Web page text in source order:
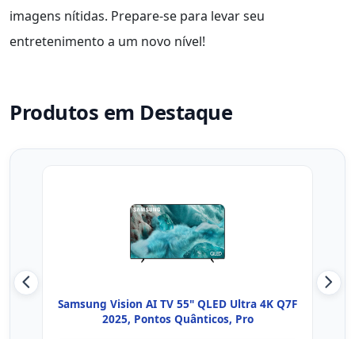
imagens nítidas. Prepare-se para levar seu
entretenimento a um novo nível!
Produtos em Destaque
Samsung Vision AI TV 55" QLED Ultra 4K Q7F
2025, Pontos Quânticos, Pro